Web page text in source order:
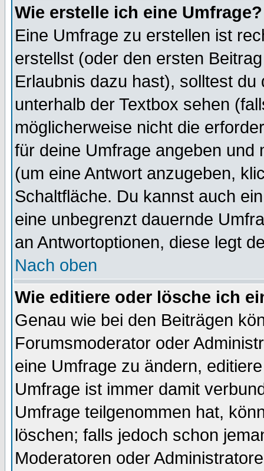
Wie erstelle ich eine Umfrage?
Eine Umfrage zu erstellen ist
erstellst (oder den ersten
Erlaubnis dazu hast), solltest
unterhalb der Textbox sehen
möglicherweise nicht die
für deine Umfrage angeben und
(um eine Antwort anzugeben,
Schaltfläche. Du kannst auch
eine unbegrenzt dauernde
an Antwortoptionen, diese legt
Nach oben
Wie editiere oder lösche ich
Genau wie bei den Beiträgen
Forumsmoderator oder
eine Umfrage zu ändern,
Umfrage ist immer damit
Umfrage teilgenommen hat,
löschen; falls jedoch schon
Moderatoren oder